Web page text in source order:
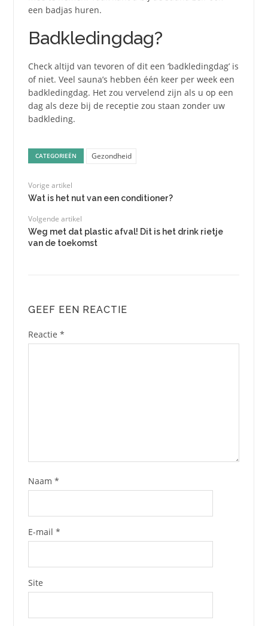
een badjas huren.
Badkledingdag?
Check altijd van tevoren of dit een ‘badkledingdag’ is
of niet. Veel sauna’s hebben één keer per week een
badkledingdag. Het zou vervelend zijn als u op een
dag als deze bij de receptie zou staan zonder uw
badkleding.
CATEGORIEËN Gezondheid
Vorige artikel
Wat is het nut van een conditioner?
Volgende artikel
Weg met dat plastic afval! Dit is het drink rietje
van de toekomst
GEEF EEN REACTIE
Reactie *
Naam *
E-mail *
Site